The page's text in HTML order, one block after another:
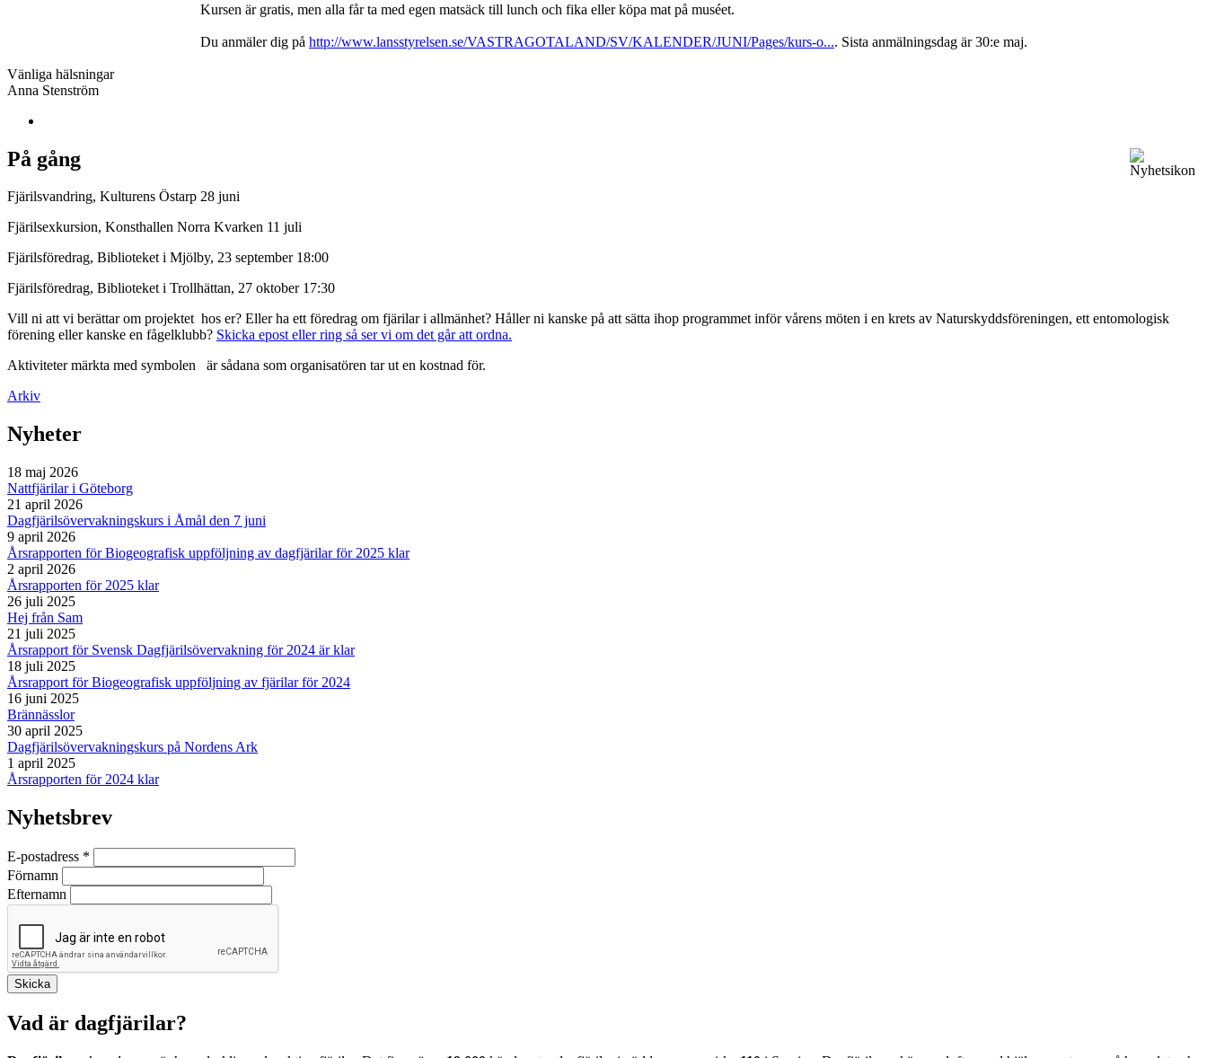
Kursen är gratis, men alla får ta med egen matsäck till lunch och fika eller köpa mat på muséet.
Du anmäler dig på http://www.lansstyrelsen.se/VASTRAGOTALAND/SV/KALENDER/JUNI/Pages/kurs-o.... Sista anmälningsdag är 30:e maj.
Vänliga hälsningar
Anna Stenström
På gång
Fjärilsvandring, Kulturens Östarp 28 juni
Fjärilsexkursion, Konsthallen Norra Kvarken 11 juli
Fjärilsföredrag, Biblioteket i Mjölby, 23 september 18:00
Fjärilsföredrag, Biblioteket i Trollhättan, 27 oktober 17:30
Vill ni att vi berättar om projektet hos er? Eller ha ett föredrag om fjärilar i allmänhet? Håller ni kanske på att sätta ihop programmet inför vårens möten i en krets av Naturskyddsföreningen, ett entomologisk
förening eller kanske en fågelklubb? Skicka epost eller ring så ser vi om det går att ordna.
Aktiviteter märkta med symbolen
är sådana som organisatören tar ut en kostnad för.
Arkiv
Nyheter
18 maj 2026
Nattfjärilar i Göteborg
21 april 2026
Dagfjärilsövervakningskurs i Åmål den 7 juni
9 april 2026
Årsrapporten för Biogeografisk uppföljning av dagfjärilar för 2025 klar
2 april 2026
Årsrapporten för 2025 klar
26 juli 2025
Hej från Sam
21 juli 2025
Årsrapport för Svensk Dagfjärilsövervakning för 2024 är klar
18 juli 2025
Årsrapport för Biogeografisk uppföljning av fjärilar för 2024
16 juni 2025
Brännässlor
30 april 2025
Dagfjärilsövervakningskurs på Nordens Ark
1 april 2025
Årsrapporten för 2024 klar
Nyhetsbrev
E-postadress *
Förnamn
Efternamn
Vad är dagfjärilar?